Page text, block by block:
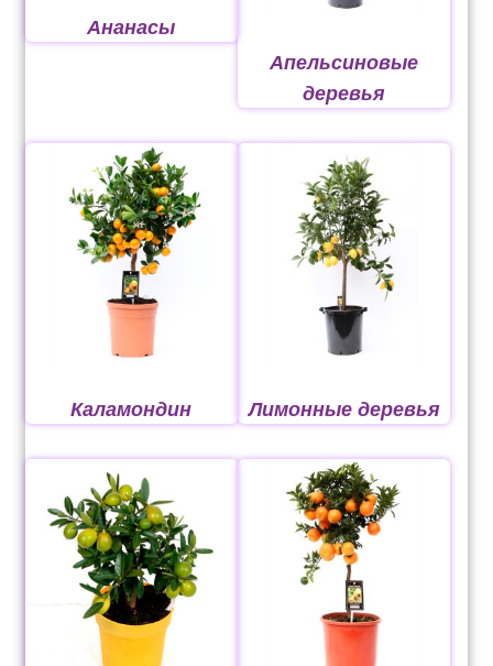
Оформление заказа
Рахунок 1606
Рахунок 2415
рахунок 3545
рахунок 4180
рахунок 765
Рахунок 936
счет 1650
Ананасы
Апельсиновые
деревья
Каламондин Лимонные деревья